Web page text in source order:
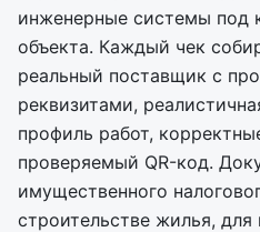
инженерные системы под
объекта. Каждый чек
реальный поставщик с
реквизитами,
профиль работ,
проверяемый QR-код.
имущественного
строительстве жилья,